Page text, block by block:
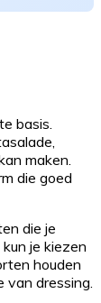
basis.
maken.
die goed
die je
je kiezen
houden
van dressing.